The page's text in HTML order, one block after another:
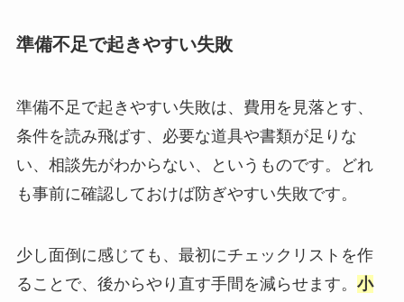
準備不足で起きやすい失敗
準備不足で起きやすい失敗は、費用を見落とす、
条件を読み飛ばす、必要な道具や書類が足りな
い、相談先がわからない、というものです。どれ
も事前に確認しておけば防ぎやすい失敗です。
少し面倒に感じても、最初にチェックリストを作
ることで、後からやり直す手間を減らせます。 小